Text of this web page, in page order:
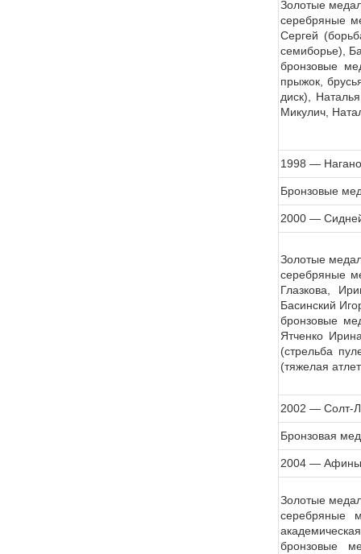
Золотые
серебряные
Сергей
семиборье),
бронзовые
прыжок,
диск),
Микулич,
1998 — Нагано
Бронзовые
2000 —
Золотые
серебряные
Глазкова,
Басинский
бронзовые
Ятченко
(стрельба
(тяжелая
2002 — Солт-
Бронзовая
2004 — Афины
Золотые
серебряные
бронзовые